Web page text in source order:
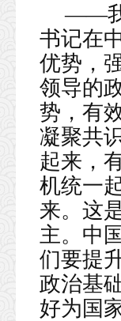
——我
书记在
优势，
领导的
势，有
凝聚共
起来，
机统一
来。这
主。中
们要提
政治基
好为国